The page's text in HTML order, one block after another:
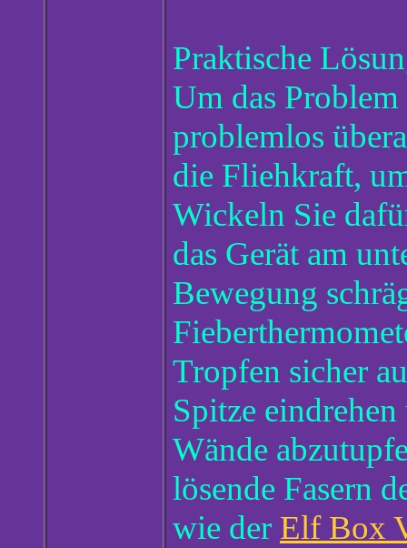
Praktische
Um das
problemlos
die Fliehkraft,
Wickeln Sie
das Gerät am
Bewegung
Tropfen sicher
Spitze
Wände
lösende Fasern
wie der Elf Box